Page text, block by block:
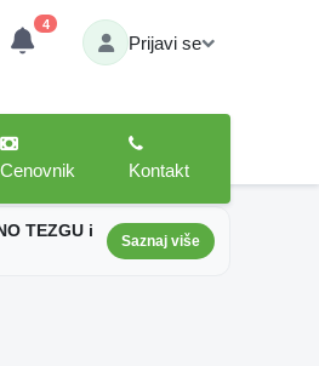
4
Prijavi se
Cenovnik Kontakt
TEZGU i
Saznaj više